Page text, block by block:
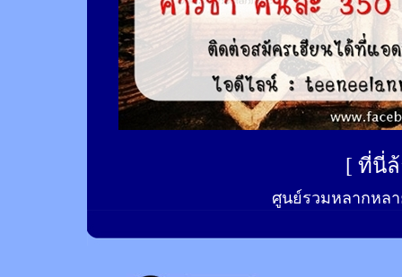
[ ที่นี่
ศูนย์รวมหลากหลา